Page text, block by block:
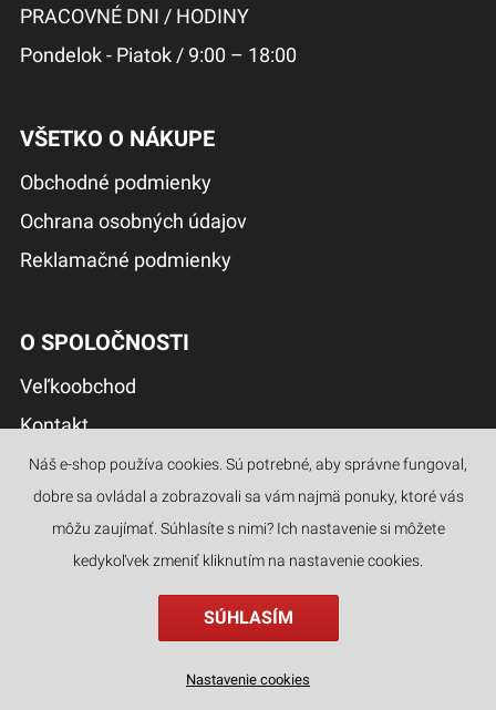
PRACOVNÉ DNI / HODINY
Pondelok - Piatok / 9:00 – 18:00
VŠETKO O NÁKUPE
Obchodné podmienky
Ochrana osobných údajov
Reklamačné podmienky
O SPOLOČNOSTI
Veľkoobchod
Kontakt
O nás
NAJČASTEJŠIE OTÁZKY
Vrátenie tovaru & vrátenie peňazí
Náš e-shop používa cookies. Sú potrebné, aby správne fungoval,
dobre sa ovládal a zobrazovali sa vám najmä ponuky, ktoré vás
môžu zaujímať. Súhlasíte s nimi? Ich nastavenie si môžete
kedykoľvek zmeniť kliknutím na nastavenie cookies.
SÚHLASÍM
Nastavenie cookies